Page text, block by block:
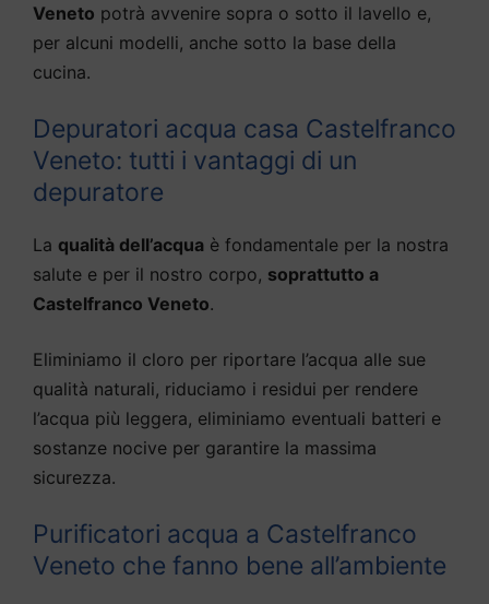
Veneto potrà avvenire sopra o sotto il lavello e,
per alcuni modelli, anche sotto la base della
cucina.
Depuratori acqua casa Castelfranco
Veneto: tutti i vantaggi di un
depuratore
La qualità dell’acqua è fondamentale per la nostra
salute e per il nostro corpo, soprattutto a
Castelfranco Veneto.
Eliminiamo il cloro per riportare l’acqua alle sue
qualità naturali, riduciamo i residui per rendere
l’acqua più leggera, eliminiamo eventuali batteri e
sostanze nocive per garantire la massima
sicurezza.
Purificatori acqua a Castelfranco
Veneto che fanno bene all’ambiente